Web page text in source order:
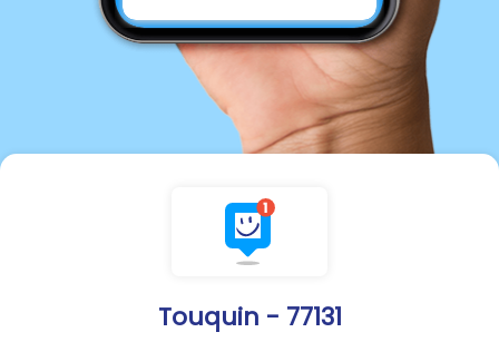
Touquin - 77131
http://www.touquin.fr